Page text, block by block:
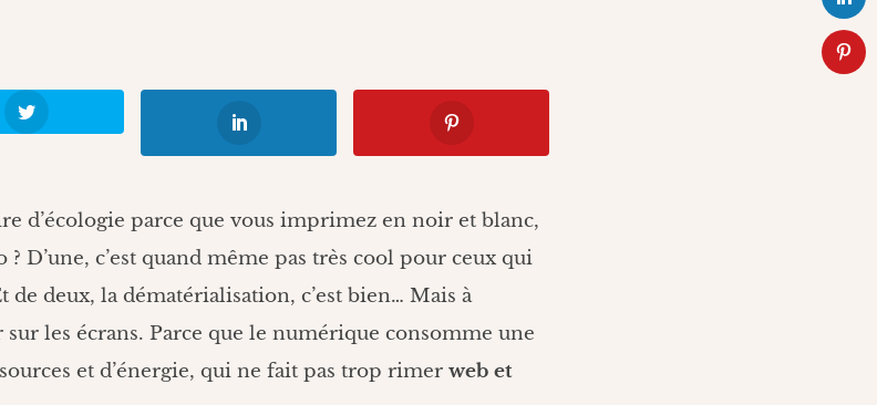
d’écologie parce que vous imprimez en noir et blanc,
D’une, c’est quand même pas très cool pour ceux qui
deux, la dématérialisation, c’est bien… Mais à
les écrans. Parce que le numérique consomme une
et d’énergie, qui ne fait pas trop rimer web et